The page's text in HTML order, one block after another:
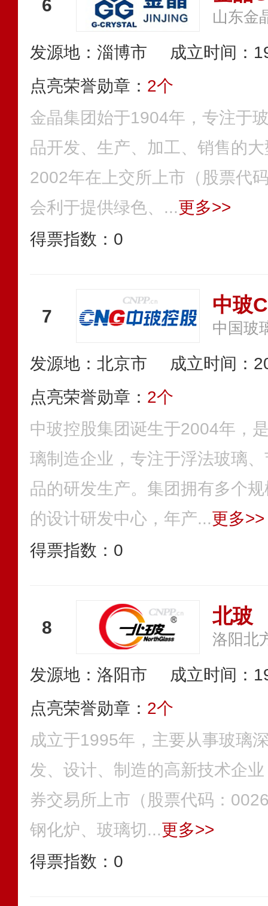
6
山东金
发源地：淄博市
成立时间：
点亮荣誉勋章： 2个
金晶集团始于1904年，专注于
品开发、生产、加工、销售的
2002年在上交所上市（股票代
会利于提供绿色、...更多>>
得票指数： 0
7 中玻
中国玻
发源地：北京市
成立时间：
点亮荣誉勋章： 2个
中玻控股集团诞生于2004年，
璃制造企业，专注于浮法玻璃
品的研发生产。集团拥有多个
的设计研发中心，年产...更多>>
得票指数： 0
8 北玻
发源地：洛阳市
成立时间：
点亮荣誉勋章： 2个
成立于1995年，主要从事玻璃
发、设计、制造的高新技术企
券交易所上市（股票代码：
钢化炉、玻璃切...更多>>
得票指数： 0